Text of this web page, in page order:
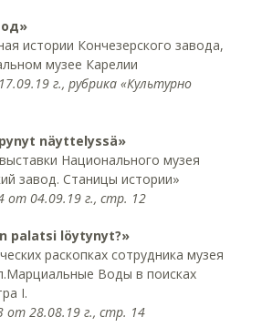
истории Кончезерского завода,
музее Карелии
г., рубрика «Культурно
näyttelyssä»
Национального музея
завод. Станицы истории»
от 04.09.19 г., стр. 12
palatsi löytynyt?»
раскопках сотрудника музея
Воды в поисках
I.
от 28.08.19 г., стр. 14